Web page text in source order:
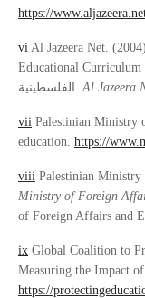
https://
vi Al Jazeera Net.
Educational Curriculum جهود إسرائيلية محمومة لتغيير مناهج التعليم
Al Jazeera
vii Palestinian Ministry
education. https://
viii Palestinian Ministry
Ministry of Foreign
of Foreign Affairs and
ix Global Coalition to
Measuring the Impact
https://